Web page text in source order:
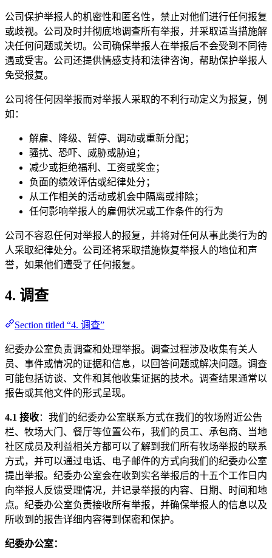
公司保护举报人的机密性和匿名性，禁止对他们进行任何报复
或歧视。公司及时并彻底地调查所有举报，并采取适当措施解
决任何问题或关切。公司确保举报人在举报后不会受到不同待
遇或受害。公司还提供情感支持和法律咨询，帮助保护举报人
免受报复。
公司将任何因举报而对举报人采取的不利行动定义为报复，例
如：
解雇、降级、暂停、调动或重新分配；
骚扰、恐吓、威胁或胁迫；
减少或拒绝福利、工资或奖金；
负面的绩效评估或纪律处分；
从工作相关的活动或机会中隔离或排除；
任何影响举报人的雇佣状况或工作条件的行为
公司不容忍任何对举报人的报复，并将对任何从事此类行为的
人采取纪律处分。公司还将采取措施恢复举报人的地位和声
誉，如果他们遭受了任何报复。
4. 调查
Section titled “4. 调查”
纪委办公室负责调查和处理举报。调查过程涉及收集有关人
员、事件或情况的证据和信息，以回答问题或解决问题。调查
可能包括访谈、文件和其他收集证据的技术。调查结果通常以
报告或其他文件的形式呈现。
4.1 接收：我们的纪委办公室联系方式在我们的牧场附近公告
栏、牧场大门、餐厅等位置公布，我们的员工、承包商、当地
社区成员及利益相关方都可以了解到我们所有牧场举报的联系
方式，并可以通过电话、电子邮件的方式向我们的纪委办公室
提出举报。纪委办公室会在收到实名举报后的十五个工作日内
向举报人反馈受理情况，并记录举报的内容、日期、时间和地
点。纪委办公室负责接收所有举报，并确保举报人的信息以及
所收到的报告详细内容得到保密和保护。
纪委办公室：